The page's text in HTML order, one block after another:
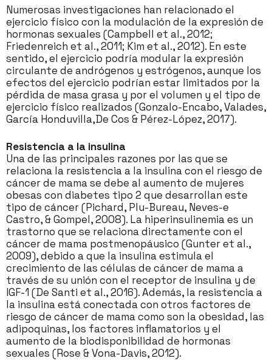
Numerosas investigaciones han relacionado el
ejercicio físico con la modulación de la expresión de
hormonas sexuales (Campbell et al., 2012;
Friedenreich et al., 2011; Kim et al., 2012). En este
sentido, el ejercicio podría modular la expresión
circulante de andrógenos y estrógenos, aunque los
efectos del ejercicio podrían estar limitados por la
pérdida de masa grasa y por el volumen y el tipo de
ejercicio físico realizados (Gonzalo-Encabo, Valades,
García Honduvilla,De Cos & Pérez-López, 2017).
Resistencia a la insulina
Una de las principales razones por las que se
relaciona la resistencia a la insulina con el riesgo de
cáncer de mama se debe al aumento de mujeres
obesas con diabetes tipo 2 que desarrollan este
tipo de cáncer (Pichard, Plu-Bureau, Neves-e
Castro, & Gompel, 2008). La hiperinsulinemia es un
trastorno que se relaciona directamente con el
cáncer de mama postmenopáusico (Gunter et al.,
2009), debido a que la insulina estimula el
crecimiento de las células de cáncer de mama a
través de su unión con el receptor de insulina y de
IGF-1 (De Santi et al., 2016). Además, la resistencia a
la insulina está conectada con otros factores de
riesgo de cáncer de mama como son la obesidad, las
adipoquinas, los factores inflamatorios y el
aumento de la biodisponibilidad de hormonas
sexuales (Rose & Vona-Davis, 2012).